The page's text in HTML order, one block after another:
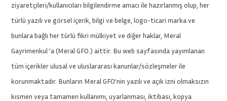
ziyaretçileri/kullanıcıları bilgilendirme amacı ile hazırlanmış olup, her
türlü yazılı ve görsel içerik, bilgi ve belge, logo-ticari marka ve
bunlara bağlı her türlü fikri mülkiyet ve diğer haklar, Meral
Gayrimenkul ’a (Meral GFO.) aittir. Bu web sayfasında yayımlanan
tüm içerikler ulusal ve uluslararası kanunlar/sözleşmeler ile
korunmaktadır. Bunların Meral GFO’nin yazılı ve açık izni olmaksızın
kısmen veya tamamen kullanımı, uyarlanması, iktibası, kopya